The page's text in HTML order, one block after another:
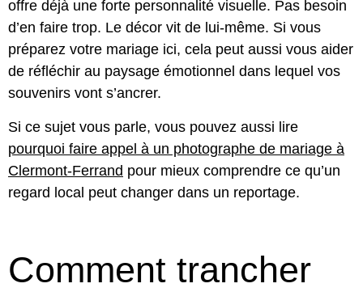
offre déjà une forte personnalité visuelle. Pas besoin
d’en faire trop. Le décor vit de lui-même. Si vous
préparez votre mariage ici, cela peut aussi vous aider
de réfléchir au paysage émotionnel dans lequel vos
souvenirs vont s’ancrer.
Si ce sujet vous parle, vous pouvez aussi lire
pourquoi faire appel à un photographe de mariage à
Clermont-Ferrand pour mieux comprendre ce qu’un
regard local peut changer dans un reportage.
Comment trancher